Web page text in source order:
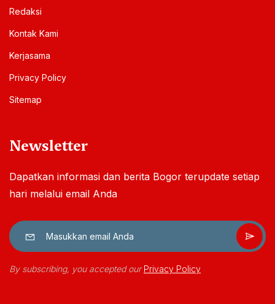
Redaksi
Kontak Kami
Kerjasama
Privacy Policy
Sitemap
Newsletter
Dapatkan informasi dan berita Bogor terupdate setiap
hari melalui email Anda
By subscribing, you accepted ourPrivacy Policy